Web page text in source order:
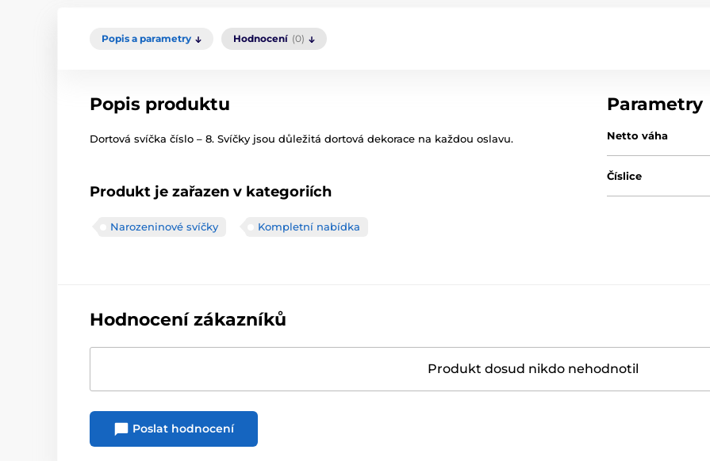
Popis a parametry Hodnocení (0)
Popis produktu
Dortová svíčka číslo – 8. Svíčky jsou důležitá dortová dekorace na každou oslavu.
Produkt je zařazen v kategoriích
Narozeninové svíčky Kompletní nabídka
Parametry
Netto váha
Číslice
Hodnocení zákazníků
Produkt dosud nikdo nehodnotil
Poslat hodnocení